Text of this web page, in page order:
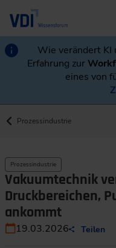
Wie verändert
Erfahrung zur
eines von
Prozessindustrie
Prozessindustrie
Vakuumtechnik
Druckbereichen,
ankommt
19.03.2026 Teilen